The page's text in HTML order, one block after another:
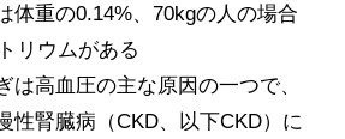
体重の0.14%、70kgの人の場合
リウムがある
は高血圧の主な原因の一つで、
性腎臓病（CKD、以下CKD）に